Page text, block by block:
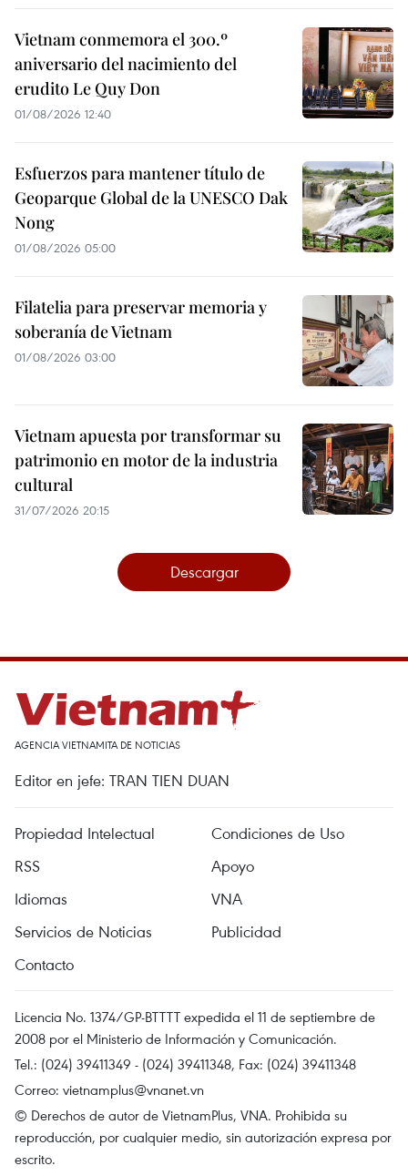
Vietnam conmemora el 300.º
aniversario del nacimiento del
erudito Le Quy Don
01/08/2026 12:40
Esfuerzos para mantener título de
Geoparque Global de la UNESCO Dak
Nong
01/08/2026 05:00
Filatelia para preservar memoria y
soberanía de Vietnam
01/08/2026 03:00
Vietnam apuesta por transformar su
patrimonio en motor de la industria
cultural
31/07/2026 20:15
Descargar
AGENCIA VIETNAMITA DE NOTICIAS
Editor en jefe: TRAN TIEN DUAN
Propiedad Intelectual
Condiciones de Uso
RSS
Apoyo
Idiomas
VNA
Servicios de Noticias
Publicidad
Contacto
Licencia No. 1374/GP-BTTTT expedida el 11 de septiembre de
2008 por el Ministerio de Información y Comunicación.
Tel.: (024) 39411349 - (024) 39411348, Fax: (024) 39411348
Correo: vietnamplus@vnanet.vn
© Derechos de autor de VietnamPlus, VNA. Prohibida su
reproducción, por cualquier medio, sin autorización expresa por
escrito.